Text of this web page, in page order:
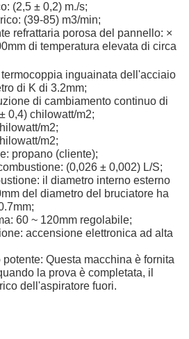
(2,5 ± 0,2) m./s;
(39-85) m3/min;
refrattaria porosa del pannello: ×
di temperatura elevata di circa
inguainata dell'acciaio
di K di 3.2mm;
di cambiamento continuo di
0,4) chilowatt/m2;
m2;
m2;
propano (cliente);
(0,026 ± 0,002) L/S;
il diametro interno esterno
del diametro del bruciatore ha
60 ~ 120mm regolabile;
accensione elettronica ad alta
potente: Questa macchina è fornita
la prova è completata, il
dell'aspiratore fuori.